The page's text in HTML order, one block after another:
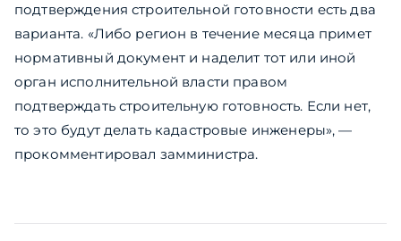
подтверждения строительной готовности есть два
варианта. «Либо регион в течение месяца примет
нормативный документ и наделит тот или иной
орган исполнительной власти правом
подтверждать строительную готовность. Если нет,
то это будут делать кадастровые инженеры», —
прокомментировал замминистра.